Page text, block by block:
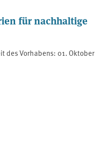
für nachhaltige
des Vorhabens: 01. Oktober